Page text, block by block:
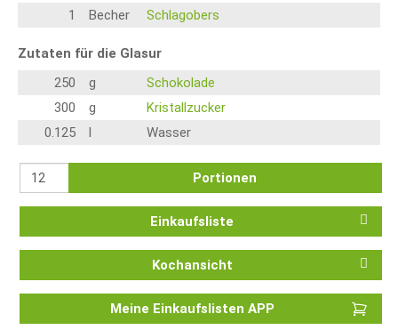
1
Becher Schlagobers
Zutaten für die Glasur
250
g
Schokolade
300
g
Kristallzucker
0.125
Wasser
Portionen
Einkaufsliste
Kochansicht
Meine Einkaufslisten APP